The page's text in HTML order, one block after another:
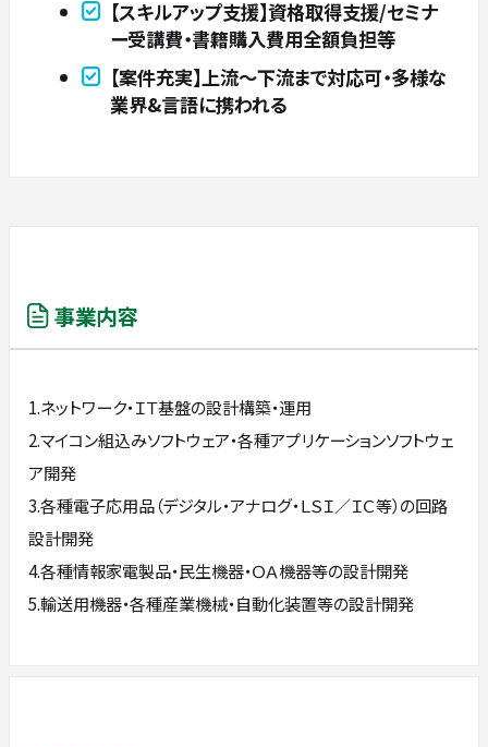
【スキルアップ支援】資格取得支援/セミナ
ー受講費・書籍購入費用全額負担等
【案件充実】上流～下流まで対応可・多様な
業界&言語に携われる
事業内容
1.ネットワーク・ＩＴ基盤の設計構築・運用
2.マイコン組込みソフトウェア・各種アプリケーションソフトウェ
ア開発
3.各種電子応用品（デジタル・アナログ・ＬＳＩ／ＩＣ等）の回路
設計開発
4.各種情報家電製品・民生機器・ＯＡ機器等の設計開発
5.輸送用機器・各種産業機械・自動化装置等の設計開発